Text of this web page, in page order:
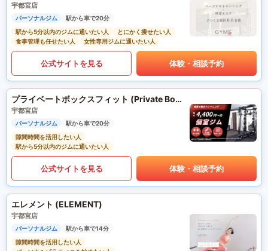
宇都宮店
パーソナルジム
駅から車で20分
駅から5分以内のジムに通いたい人
とにかく痩せたい人
食事管理も任せたい人
女性専用ジムに通いたい人
公式サイトを見る 体験・相談予約
プライベートボックスフィット (Private Box Fit)
宇都宮店
パーソナルジム
駅から車で20分
隙間時間を活用したい人
駅から5分以内のジムに通いたい人
公式サイトを見る 体験・相談予約
エレメント (ELEMENT)
宇都宮店
パーソナルジム
駅から車で14分
隙間時間を活用したい人